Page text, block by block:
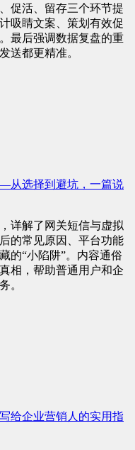
促活、留存三个环节提
吸睛文案、策划有效促
最后强调数据复盘的重
送都更精准。
从选择到避坑，一篇说
详解了网关短信与虚拟
的常见原因、平台功能
的“小陷阱”。内容通俗
相，帮助普通用户和企
。
给企业营销人的实用指